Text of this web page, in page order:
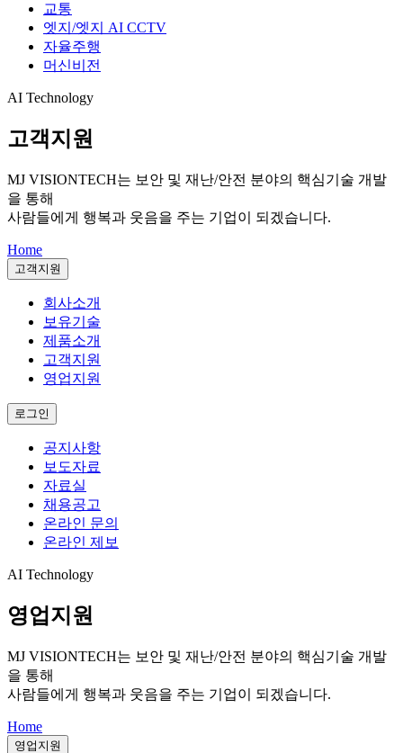
교통
엣지/엣지 AI CCTV
자율주행
머신비전
AI Technology
고객지원
MJ VISIONTECH는 보안 및 재난/안전 분야의 핵심기술 개발
을 통해
사람들에게 행복과 웃음을 주는 기업이 되겠습니다.
Home
고객지원
회사소개
보유기술
제품소개
고객지원
영업지원
로그인
공지사항
보도자료
자료실
채용공고
온라인 문의
온라인 제보
AI Technology
영업지원
MJ VISIONTECH는 보안 및 재난/안전 분야의 핵심기술 개발
을 통해
사람들에게 행복과 웃음을 주는 기업이 되겠습니다.
Home
영업지원